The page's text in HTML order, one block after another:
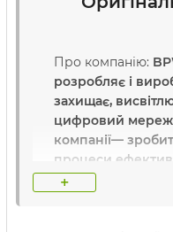
Про компанію:
розробляє і
захищає,
цифровий
компанії—
процеси
більш
+